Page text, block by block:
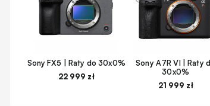
Sony FX5 | Raty do 30x0%
22 999 zł
Sony A7R VI | Raty
30x0%
21 999 zł